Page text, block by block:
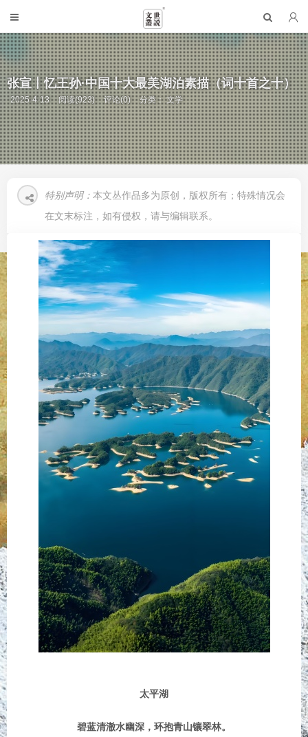
张宣丨忆王孙·中国十大最美湖泊素描（词十首之十）
2025-4-13 阅读(923) 评论(0) 分类：文学
特别声明： 本文丛作品多为原创，版权所有；特殊情况会
在文末标注，如有侵权，请与编辑联系。
太平湖
碧蓝清澈水幽深，环抱青山镶翠林。